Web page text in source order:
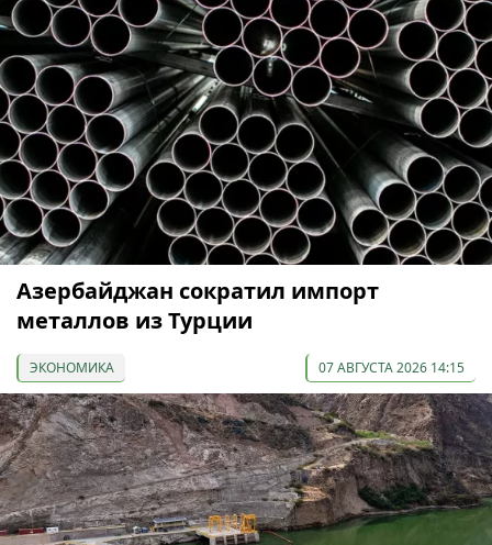
Азербайджан сократил импорт
металлов из Турции
ЭКОНОМИКА 07 АВГУСТА 2026 14:15